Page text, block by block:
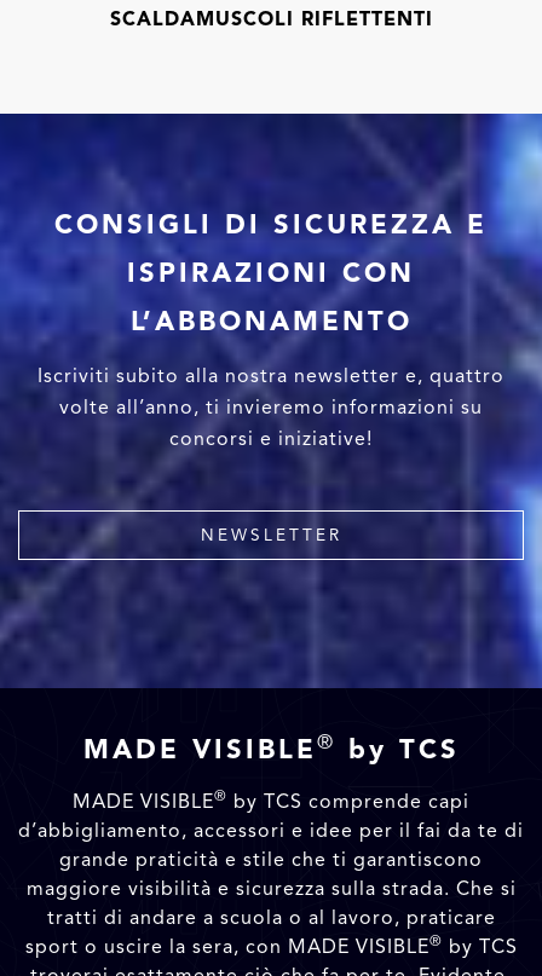
SCALDAMUSCOLI RIFLETTENTI
CONSIGLI DI SICUREZZA E
ISPIRAZIONI CON
L’ABBONAMENTO
Iscriviti subito alla nostra newsletter e, quattro
volte all’anno, ti invieremo informazioni su
concorsi e iniziative!
NEWSLETTER
MADE VISIBLE ® by TCS
MADE VISIBLE® by TCS comprende capi
d’abbigliamento, accessori e idee per il fai da te di
grande praticità e stile che ti garantiscono
maggiore visibilità e sicurezza sulla strada. Che si
tratti di andare a scuola o al lavoro, praticare
sport o uscire la sera, con MADE VISIBLE® by TCS